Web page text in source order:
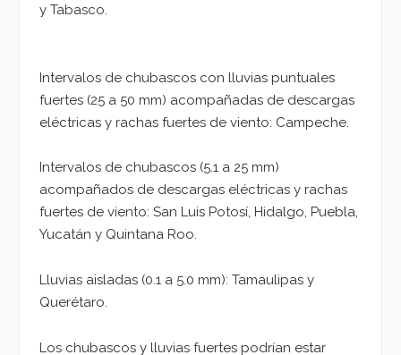
y Tabasco.
Intervalos de chubascos con lluvias puntuales
fuertes (25 a 50 mm) acompañadas de descargas
eléctricas y rachas fuertes de viento: Campeche.
Intervalos de chubascos (5.1 a 25 mm)
acompañados de descargas eléctricas y rachas
fuertes de viento: San Luis Potosí, Hidalgo, Puebla,
Yucatán y Quintana Roo.
Lluvias aisladas (0.1 a 5.0 mm): Tamaulipas y
Querétaro.
Los chubascos y lluvias fuertes podrían estar